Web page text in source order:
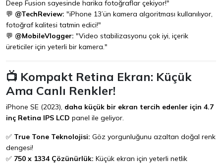
Deep Fusion sayesinde harika fotoğraflar çekiyor!"
💬 @TechReview: "iPhone 13’ün kamera algoritması kullanılıyor,
fotoğraf kalitesi tatmin edici!"
💬 @MobileVlogger: "Video stabilizasyonu çok iyi, içerik
üreticiler için yeterli bir kamera."
📺 Kompakt Retina Ekran: Küçük
Ama Canlı Renkler!
iPhone SE (2023), daha küçük bir ekran tercih edenler için 4.7
inç Retina IPS LCD panel ile geliyor.
✅ True Tone Teknolojisi: Göz yorgunluğunu azaltan doğal renk
dengesi!
✅ 750 x 1334 Çözünürlük: Küçük ekran için yeterli netlik